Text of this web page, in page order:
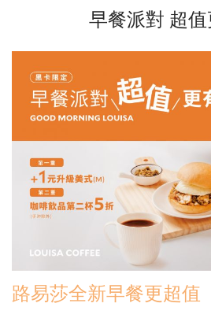
早餐派對 超
路易莎全新早餐更超值